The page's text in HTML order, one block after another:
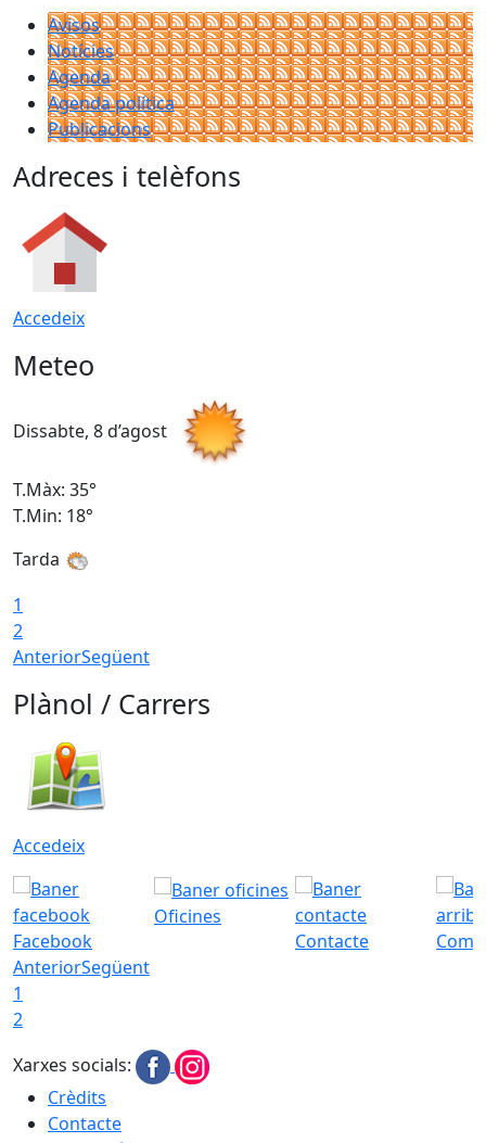
Avisos
Notícies
Agenda
Agenda política
Publicacions
Adreces i telèfons
Accedeix
Meteo
Dissabte, 8 d’agost
T.Màx: 35°
T.Min: 18°
Tarda
1
2
AnteriorSegüent
Plànol / Carrers
Accedeix
Facebook
Oficines
Contacte
Com
AnteriorSegüent
1
2
Xarxes socials:
Crèdits
Contacte